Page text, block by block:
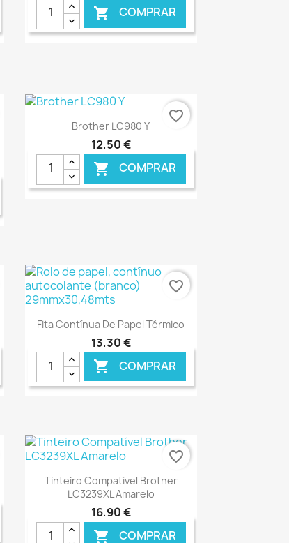
 COMPRAR
Ver+
Brother LC980 Y
12,50 €
 COMPRAR
favorite_border
Ver+
Fita Contínua De Papel Térmico
13,30 €
 COMPRAR
favorite_border
Ver+
Tinteiro Compatível Brother
LC3239XL Amarelo
16,90 €
 COMPRAR
favorite_border